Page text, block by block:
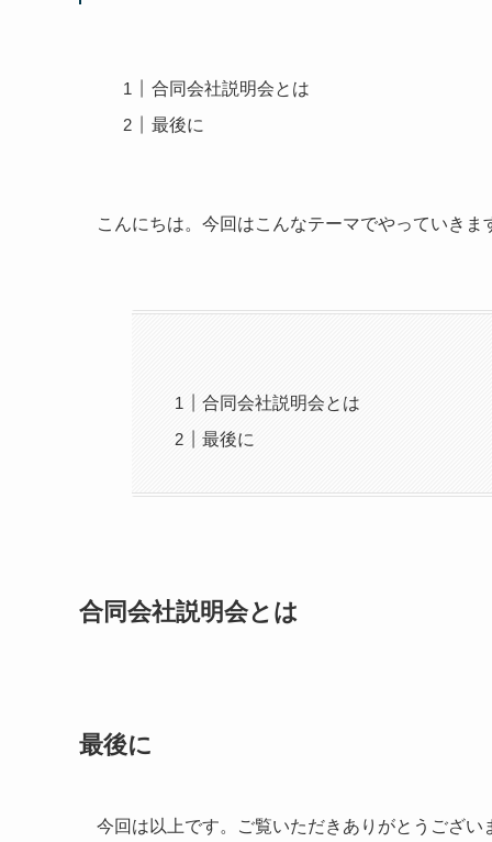
合同会社説明会とは
最後に
こんにちは。今回はこんなテーマでやっていきま
合同会社説明会とは
最後に
合同会社説明会とは
最後に
今回は以上です。ご覧いただきありがとうござい